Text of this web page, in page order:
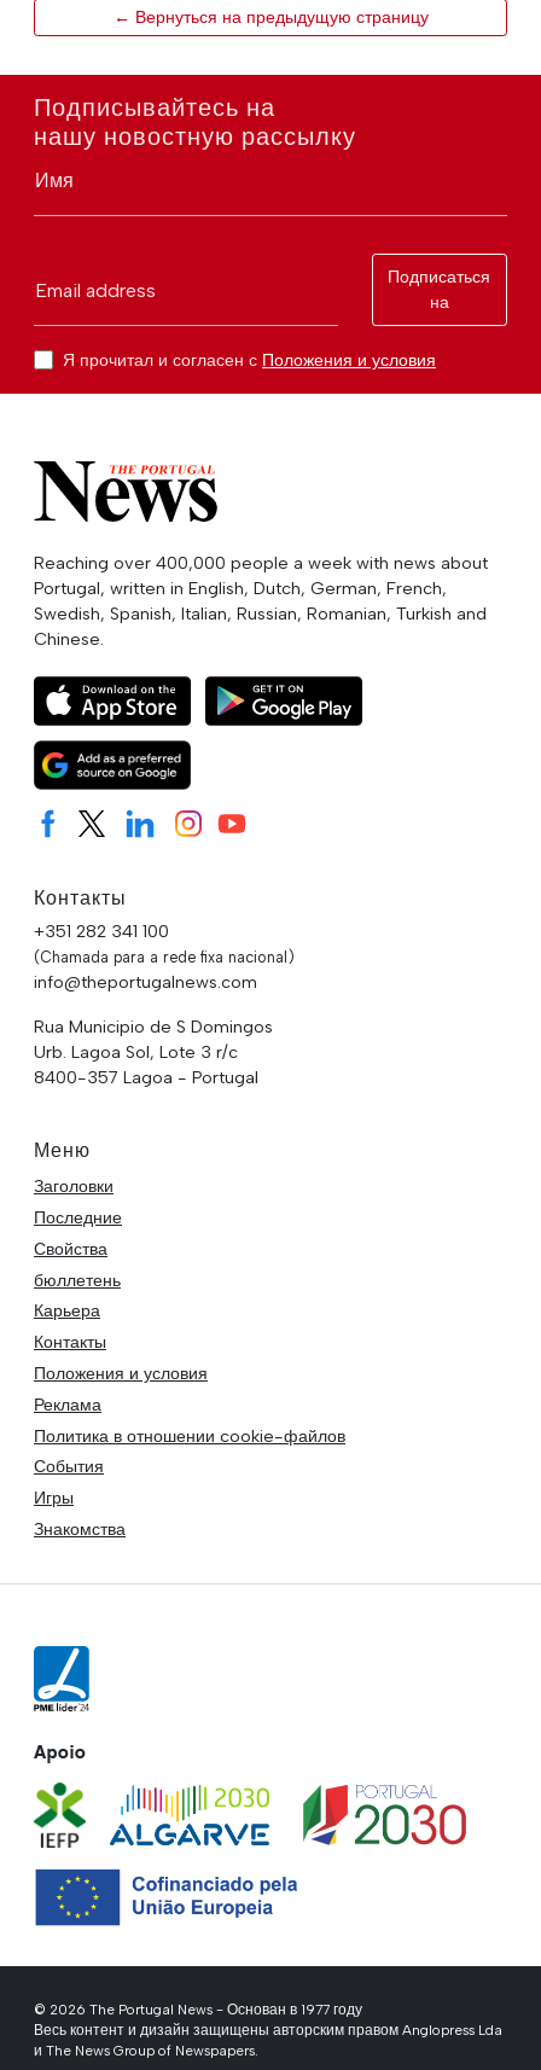
← Вернуться на предыдущую страницу
Подписывайтесь на
нашу новостную рассылку
Имя
Email address
Подписаться
на
Я прочитал и согласен с Положения и условия
Reaching over 400,000 people a week with news about
Portugal, written in English, Dutch, German, French,
Swedish, Spanish, Italian, Russian, Romanian, Turkish and
Chinese.
Контакты
+351 282 341 100
(Chamada para a rede fixa nacional)
info@theportugalnews.com
Rua Municipio de S Domingos
Urb. Lagoa Sol, Lote 3 r/c
8400-357 Lagoa - Portugal
Меню
Заголовки
Последние
Свойства
бюллетень
Карьера
Контакты
Положения и условия
Реклама
Политика в отношении cookie-файлов
События
Игры
Знакомства
Apoio
© 2026 The Portugal News - Основан в 1977 году
Весь контент и дизайн защищены авторским правом Anglopress Lda
и The News Group of Newspapers.